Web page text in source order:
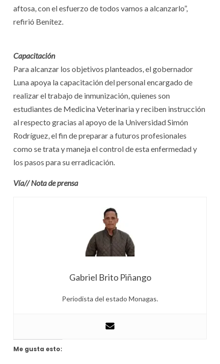
aftosa, con el esfuerzo de todos vamos a alcanzarlo”,
refirió Benítez.
Capacitación
Para alcanzar los objetivos planteados, el gobernador
Luna apoya la capacitación del personal encargado de
realizar el trabajo de inmunización, quienes son
estudiantes de Medicina Veterinaria y reciben instrucción
al respecto gracias al apoyo de la Universidad Simón
Rodríguez, el fin de preparar a futuros profesionales
como se trata y maneja el control de esta enfermedad y
los pasos para su erradicación.
Vía// Nota de prensa
Gabriel Brito Piñango
Periodista del estado Monagas.
Me gusta esto: